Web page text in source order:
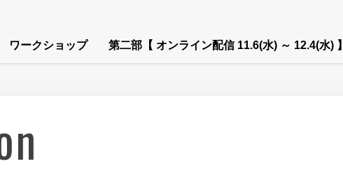
ワークショップ 第二部【 オンライン配信 11.6(水) ～ 12.4(水) 】